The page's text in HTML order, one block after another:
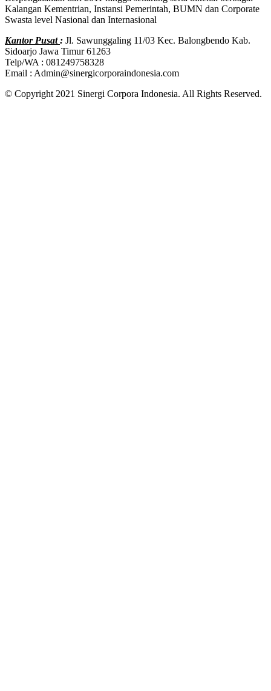
Kalangan Kementrian, Instansi Pemerintah, BUMN dan Corporate
Swasta level Nasional dan Internasional
Kantor Pusat: Jl. Sawunggaling 11/03 Kec. Balongbendo Kab.
Sidoarjo Jawa Timur 61263
Telp/WA : 081249758328
Email : Admin@sinergicorporaindonesia.com
© Copyright 2021 Sinergi Corpora Indonesia. All Rights Reserved.